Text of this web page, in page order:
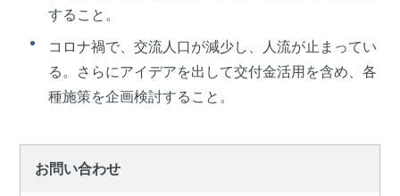
すること。
コロナ禍で、交流人口が減少し、人流が止まってい
る。さらにアイデアを出して交付金活用を含め、各
種施策を企画検討すること。
お問い合わせ